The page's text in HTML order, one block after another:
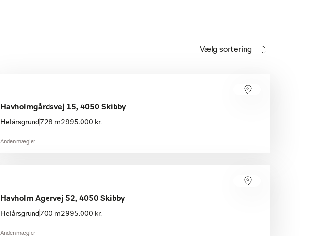
Vælg sortering
Havholmgårdsvej 15, 4050 Skibby
Helårsgrund 728 m2 995.000 kr.
Anden mægler
Havholm Agervej 52, 4050 Skibby
Helårsgrund 700 m2 995.000 kr.
Anden mægler